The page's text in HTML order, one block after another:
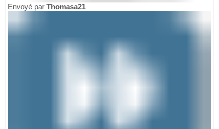
Envoyé par Thomasa21